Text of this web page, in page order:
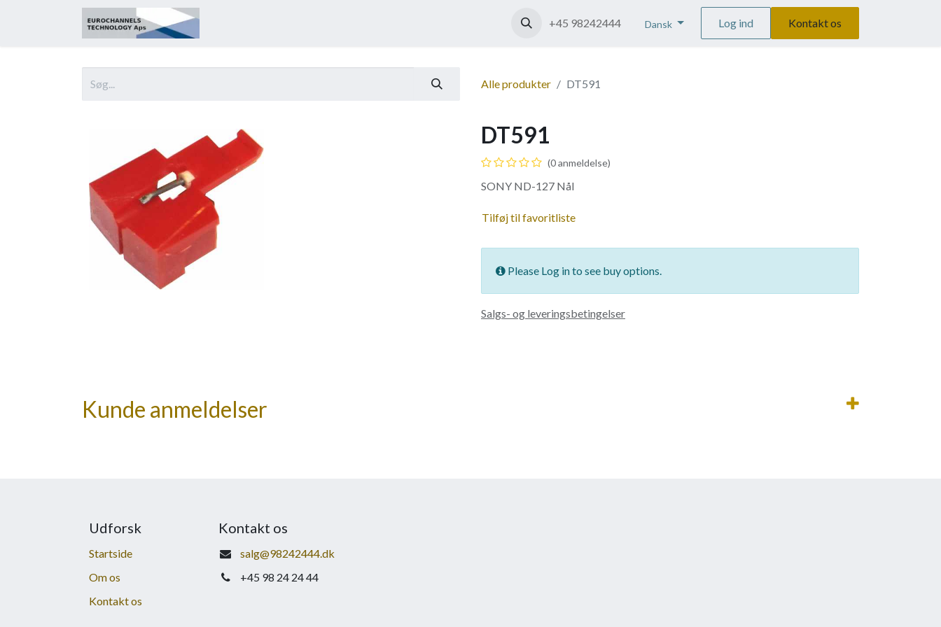
+45 98242444 Dansk Log ind Kontakt os
Alle produkter DT591
DT591
(0 anmeldelse)
SONY ND-127 Nål
Tilføj til favoritliste
Please Log in to see buy options.
Salgs- og leveringsbetingelser
Kunde anmeldelser
Udforsk
Startside
Om os
Kontakt os
Kontakt os
salg@98242444.dk
+45 98 24 24 44